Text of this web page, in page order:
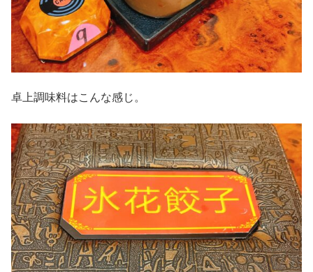
卓上調味料はこんな感じ。